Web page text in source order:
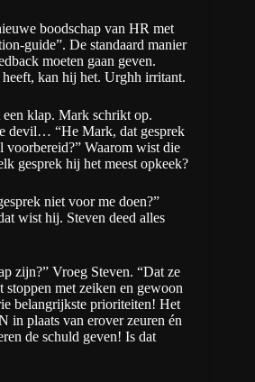
boodschap van HR met
guide”. De standaard manier
moeten gaan geven.
kan hij het. Urghh irritant.
klap. Mark schrikt op.
devil… “He Mark, dat gesprek
voorbereid?” Waarom wist die
gesprek hij het meest opkeek?
niet voor me doen?”
wist hij. Steven deed alles
zijn?” Vroeg Steven. “Dat ze
stoppen met zeiken en gewoon
belangrijkste prioriteiten! Het
in plaats van erover zeuren én
de schuld geven! Is dat